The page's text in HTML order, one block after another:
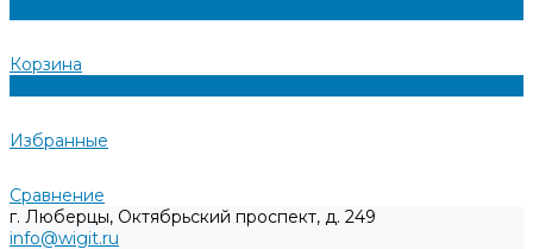
Корзина
Избранные
Сравнение
г. Люберцы, Октябрьский проспект, д. 249
info@wigit.ru